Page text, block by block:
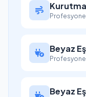
Beyaz
Beyaz